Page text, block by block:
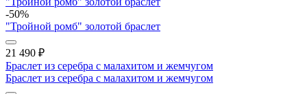
-50%
"Тройной ромб" золотой браслет
21 490 ₽
Браслет из серебра с малахитом и жемчугом
Браслет из серебра с малахитом и жемчугом